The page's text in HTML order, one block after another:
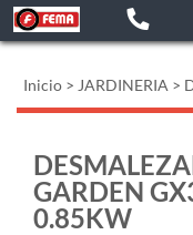
Inicio > JARDINERIA >
GARDEN
0.85KW